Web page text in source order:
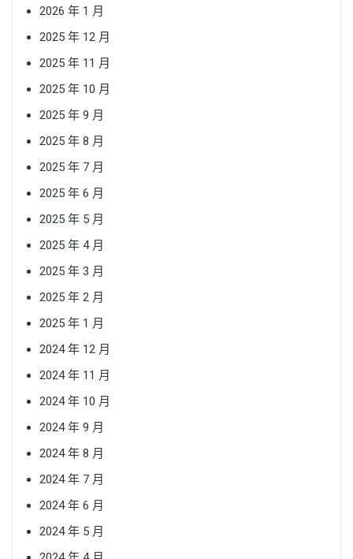
2026 年 1 月
2025 年 12 月
2025 年 11 月
2025 年 10 月
2025 年 9 月
2025 年 8 月
2025 年 7 月
2025 年 6 月
2025 年 5 月
2025 年 4 月
2025 年 3 月
2025 年 2 月
2025 年 1 月
2024 年 12 月
2024 年 11 月
2024 年 10 月
2024 年 9 月
2024 年 8 月
2024 年 7 月
2024 年 6 月
2024 年 5 月